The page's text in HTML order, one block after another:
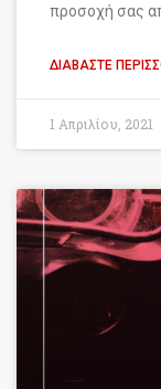
προσοχή σας
ΔΙΑΒΆΣΤΕ
1 Απριλίου, 2021